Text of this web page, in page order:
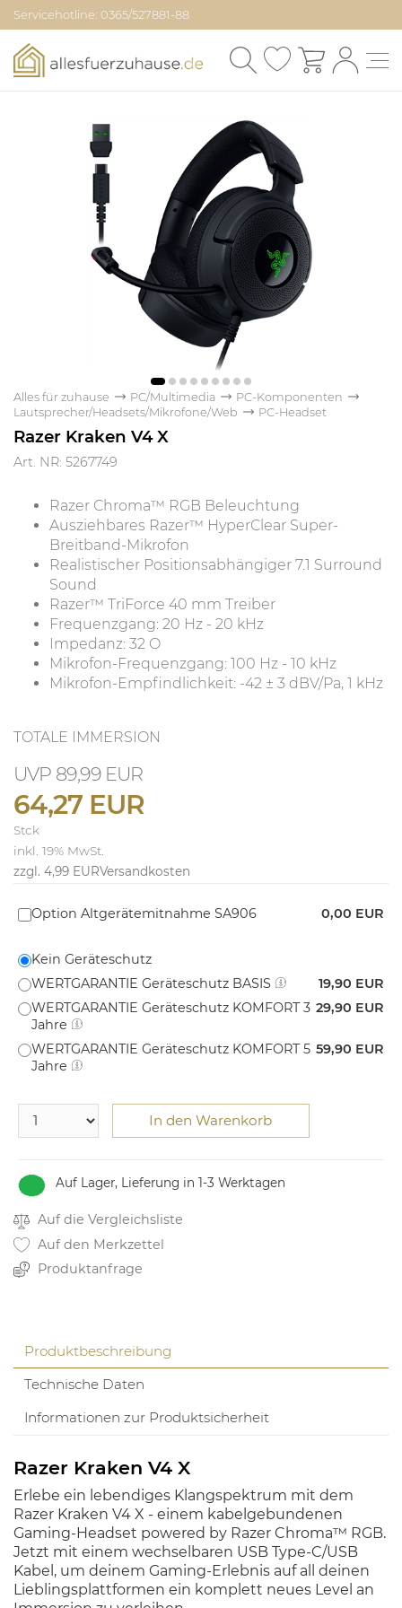
Servicehotline: 0365/527881-88
Alles für zuhause PC/Multimedia
PC-Komponenten
Lautsprecher/Headsets/Mikrofone/Web
PC-Headset
Razer Kraken V4 X
Art. NR: 5267749
Razer Chroma™ RGB Beleuchtung
Ausziehbares Razer™ HyperClear Super-
Breitband-Mikrofon
Realistischer Positionsabhängiger 7.1 Surround
Sound
Razer™ TriForce 40 mm Treiber
Frequenzgang: 20 Hz - 20 kHz
Impedanz: 32 O
Mikrofon-Frequenzgang: 100 Hz - 10 kHz
Mikrofon-Empfindlichkeit: -42 ± 3 dBV/Pa, 1 kHz
TOTALE IMMERSION
89,99 EUR
64,27 EUR
Stck
inkl. 19% MwSt.
zzgl. 4,99 EURVersandkosten
Auf Lager, Lieferung in 1-3 Werktagen
Option Altgerätemitnahme SA906 0,00 EUR
Kein Geräteschutz
WERTGARANTIE Geräteschutz BASIS
19,90 EUR
WERTGARANTIE Geräteschutz KOMFORT 3
Jahre
29,90 EUR
WERTGARANTIE Geräteschutz KOMFORT 5
Jahre
59,90 EUR
In den Warenkorb
Auf die Vergleichsliste
Auf den Merkzettel
Produktanfrage
Produktbeschreibung
Technische Daten
Informationen zur Produktsicherheit
Razer Kraken V4 X
Erlebe ein lebendiges Klangspektrum mit dem
Razer Kraken V4 X - einem kabelgebundenen
Gaming-Headset powered by Razer Chroma™ RGB.
Jetzt mit einem wechselbaren USB Type-C/USB
Kabel, um deinem Gaming-Erlebnis auf all deinen
Lieblingsplattformen ein komplett neues Level an